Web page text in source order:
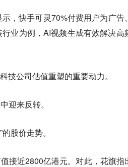
，快手可灵70%付费用户为广告
业为例，AI视频生成有效解决高
公司估值重塑的重要动力。
迎来反转。
股价走势。
接近2800亿港元。对此，花旗指